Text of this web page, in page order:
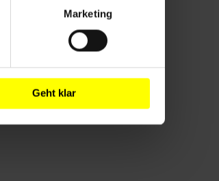
Marketing
Geht klar